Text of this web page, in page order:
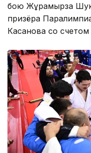
бою Жұрқамырза
призёра
Касанова со